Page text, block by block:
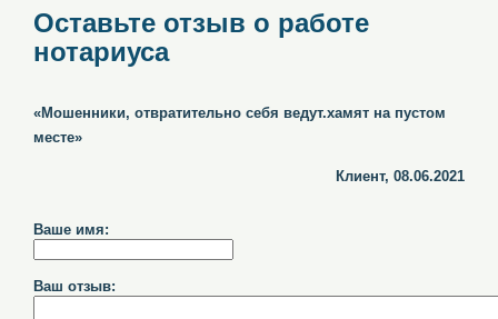
Оставьте отзыв о работе
нотариуса
«Мошенники, отвратительно себя ведут.хамят на пустом
месте»
Клиент, 08.06.2021
Ваше имя:
Ваш отзыв: